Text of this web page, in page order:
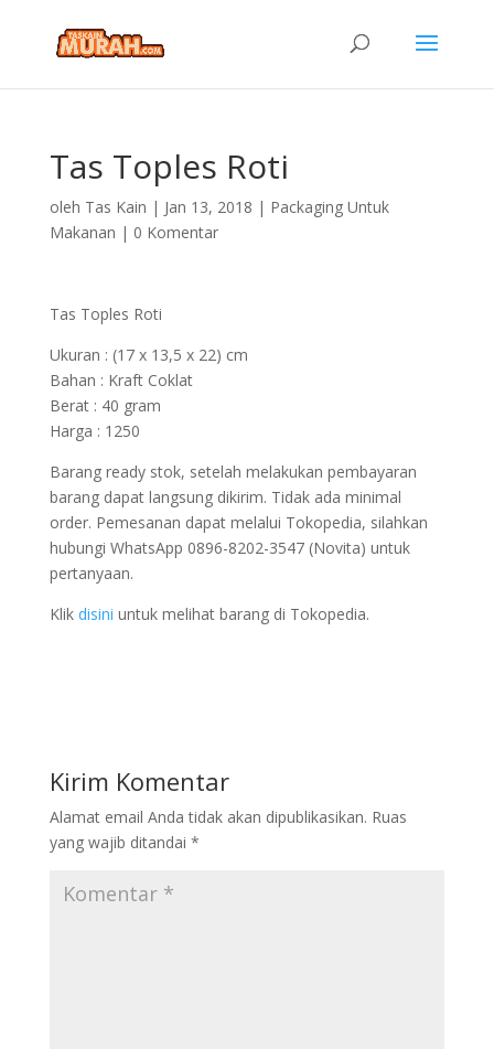
Tas Toples Roti
oleh Tas Kain | Jan 13, 2018 | Packaging Untuk
Makanan | 0 Komentar
Tas Toples Roti
Ukuran : (17 x 13,5 x 22) cm
Bahan : Kraft Coklat
Berat : 40 gram
Harga : 1250
Barang ready stok, setelah melakukan pembayaran
barang dapat langsung dikirim. Tidak ada minimal
order. Pemesanan dapat melalui Tokopedia, silahkan
hubungi WhatsApp 0896-8202-3547 (Novita) untuk
pertanyaan.
Klik disini untuk melihat barang di Tokopedia.
Kirim Komentar
Alamat email Anda tidak akan dipublikasikan. Ruas
yang wajib ditandai *